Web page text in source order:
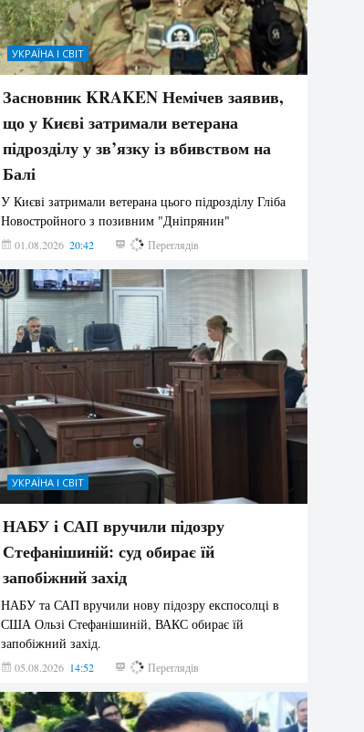
УКРАЇНА І СВІТ
Засновник KRAKEN Немічев заявив,
що у Києві затримали ветерана
підрозділу у зв’язку із вбивством на
Балі
У Києві затримали ветерана цього підрозділу Гліба
Новостройного з позивним "Дніпрянин"
01.08.2026 20:42 176 Переглядів
УКРАЇНА І СВІТ
НАБУ і САП вручили підозру
Стефанішиній: суд обирає їй
запобіжний захід
НАБУ та САП вручили нову підозру експосолці в
США Ользі Стефанішиній, ВАКС обирає їй
запобіжний захід.
05.08.2026 14:52 140 Переглядів